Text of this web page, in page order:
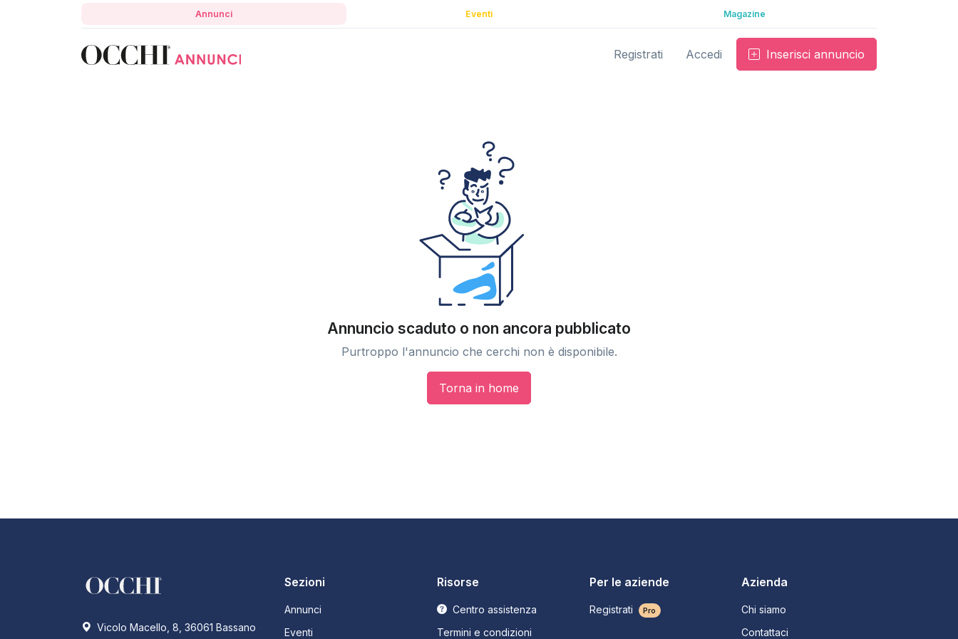
Annunci Eventi Magazine
Registrati Accedi Inserisci annuncio
Annuncio scaduto o non ancora pubblicato
Purtroppo l'annuncio che cerchi non è disponibile.
Torna in home
Vicolo Macello, 8, 36061 Bassano
Sezioni
Annunci
Eventi
Risorse
Centro assistenza
Termini e condizioni
Per le aziende
Registrati Pro
Azienda
Chi siamo
Contattaci